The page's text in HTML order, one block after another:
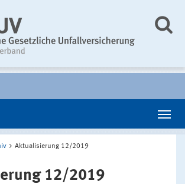
Aktualisierung 12/2019
12/2019